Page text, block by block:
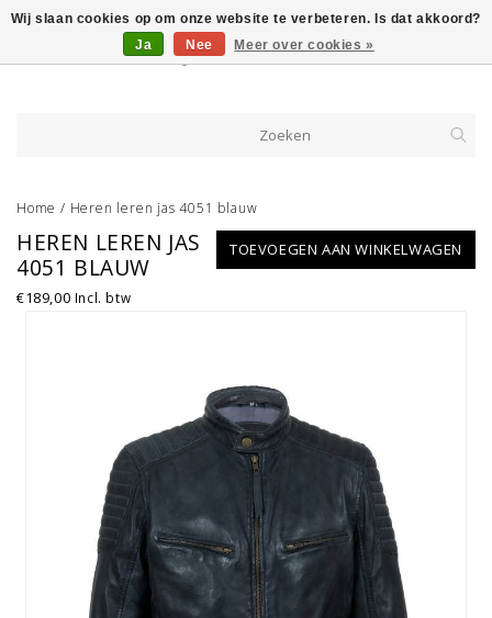
Home / Heren leren jas 4051 blauw
TOEVOEGEN AAN WINKELWAGEN
HEREN LEREN JAS
4051 BLAUW
€189,00 Incl. btw
Wij slaan cookies op om onze website te verbeteren. Is dat akkoord?
Ja
Nee Meer over cookies »